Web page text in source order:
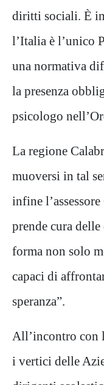
diritti sociali. È
l’Italia è l’unico
una normativa
la presenza
psicologo
La regione
muoversi in tal
infine
prende cura
forma non solo
capaci di
speranza”.
All’incontro con
i vertici delle